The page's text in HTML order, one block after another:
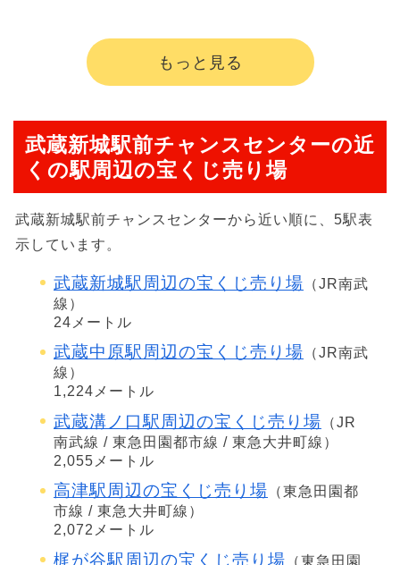
もっと見る
武蔵新城駅前チャンスセンターの近
くの駅周辺の宝くじ売り場
武蔵新城駅前チャンスセンターから近い順に、5駅表
示しています。
武蔵新城駅周辺の宝くじ売り場 （JR南武
線）
24メートル
武蔵中原駅周辺の宝くじ売り場 （JR南武
線）
1,224メートル
武蔵溝ノ口駅周辺の宝くじ売り場 （JR
南武線 / 東急田園都市線 / 東急大井町線）
2,055メートル
高津駅周辺の宝くじ売り場 （東急田園都
市線 / 東急大井町線）
2,072メートル
梶が谷駅周辺の宝くじ売り場 （東急田園